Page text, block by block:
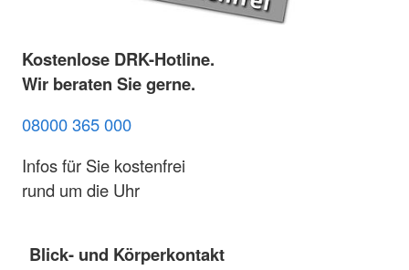
Kostenlose DRK-Hotline.
Wir beraten Sie gerne.
08000 365 000
Infos für Sie kostenfrei
rund um die Uhr
Blick- und Körperkontakt